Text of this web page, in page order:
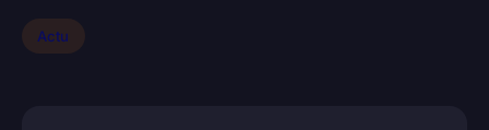
Actu